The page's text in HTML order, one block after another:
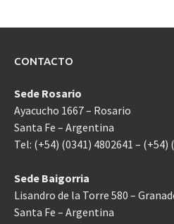
CONTACTO
Sede Rosario
Ayacucho 1667 – Rosario
Santa Fe – Argentina
Tel: (+54) (0341) 4802641 – (+54)
Sede Baigorria
Lisandro de la Torre 580 –
Santa Fe – Argentina